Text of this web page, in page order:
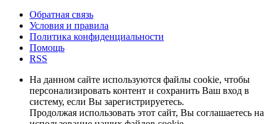
Обратная связь
Условия и правила
Политика конфиденциальности
Помощь
RSS
На данном сайте используются файлы cookie, чтобы
персонализировать контент и сохранить Ваш вход в
систему, если Вы зарегистрируетесь.
Продолжая использовать этот сайт, Вы соглашаетесь на